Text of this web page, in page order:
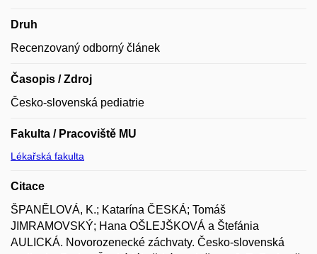
Druh
Recenzovaný odborný článek
Časopis / Zdroj
Česko-slovenská pediatrie
Fakulta / Pracoviště MU
Lékařská fakulta
Citace
ŠPANĚLOVÁ, K.; Katarína ČESKÁ; Tomáš
JIMRAMOVSKÝ; Hana OŠLEJŠKOVÁ a Štefánia
AULICKÁ. Novorozenecké záchvaty. Česko-slovenská